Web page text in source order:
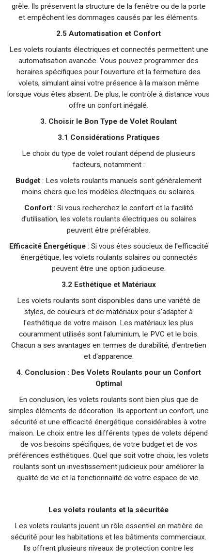
grêle. Ils préservent la structure de la fenêtre ou de la porte
et empêchent les dommages causés par les éléments.
2.5 Automatisation et Confort
Les volets roulants électriques et connectés permettent une
automatisation avancée. Vous pouvez programmer des
horaires spécifiques pour l'ouverture et la fermeture des
volets, simulant ainsi votre présence à la maison même
lorsque vous êtes absent. De plus, le contrôle à distance vous
offre un confort inégalé.
3. Choisir le Bon Type de Volet Roulant
3.1 Considérations Pratiques
Le choix du type de volet roulant dépend de plusieurs
facteurs, notamment :
Budget : Les volets roulants manuels sont généralement
moins chers que les modèles électriques ou solaires.
Confort: Si vous recherchez le confort et la facilité
d'utilisation, les volets roulants électriques ou solaires
peuvent être préférables.
Efficacité Énergétique: Si vous êtes soucieux de l'efficacité
énergétique, les volets roulants solaires ou connectés
peuvent être une option judicieuse.
3.2 Esthétique et Matériaux
Les volets roulants sont disponibles dans une variété de
styles, de couleurs et de matériaux pour s'adapter à
l'esthétique de votre maison. Les matériaux les plus
couramment utilisés sont l'aluminium, le PVC et le bois.
Chacun a ses avantages en termes de durabilité, d'entretien
et d'apparence.
4. Conclusion : Des Volets Roulants pour un Confort
Optimal
En conclusion, les volets roulants sont bien plus que de
simples éléments de décoration. Ils apportent un confort, une
sécurité et une efficacité énergétique considérables à votre
maison. Le choix entre les différents types de volets dépend
de vos besoins spécifiques, de votre budget et de vos
préférences esthétiques. Quel que soit votre choix, les volets
roulants sont un investissement judicieux pour améliorer la
qualité de vie et la fonctionnalité de votre espace de vie.
Les volets roulants et la sécuritée
Les volets roulants jouent un rôle essentiel en matière de
sécurité pour les habitations et les bâtiments commerciaux.
Ils offrent plusieurs niveaux de protection contre les